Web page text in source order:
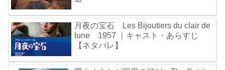
月夜の宝石 Les Bijoutiers du clair de
lune 1957 ｜キャスト・あらすじ
【ネタバレ】